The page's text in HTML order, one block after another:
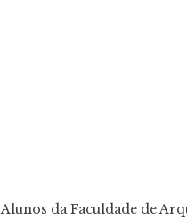
Alunos da Faculdade de